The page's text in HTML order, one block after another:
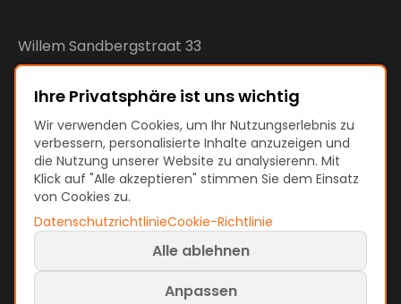
Willem Sandbergstraat 33
7425RC Deventer
The Netherlands
KvK: 92890598
VAT: NL866207144B01
AGB & Richtlinien
Nutzungsbedingungen
Datenschutzrichtlinie
Cookie-Richtlinie
Ihre Privatsphäre ist uns wichtig
Wir verwenden Cookies, um Ihr Nutzungserlebnis zu
verbessern, personalisierte Inhalte anzuzeigen und
die Nutzung unserer Website zu analysierenn. Mit
Klick auf "Alle akzeptieren" stimmen Sie dem Einsatz
von Cookies zu.
DatenschutzrichtlinieCookie-Richtlinie
Alle ablehnen
Anpassen